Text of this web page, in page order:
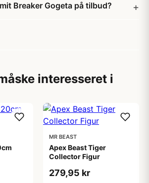
Breaker Gogeta på tilbud?
interesseret i
MR BEAST
Apex Beast Tiger
Collector Figur
279,95 kr